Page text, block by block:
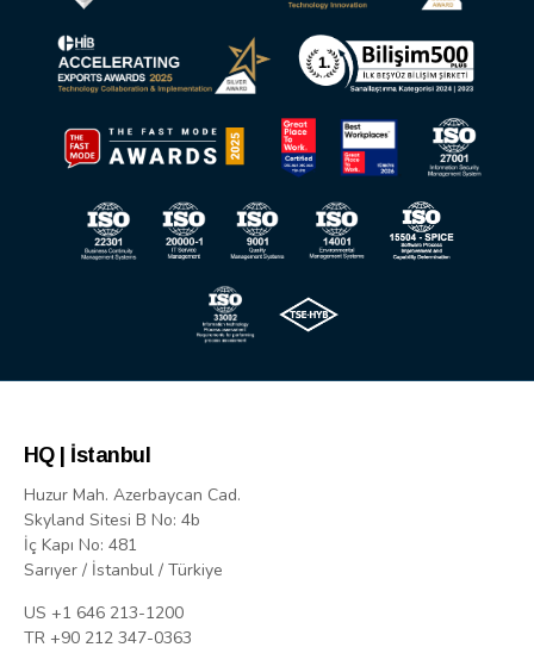
HQ | İstanbul
Huzur Mah. Azerbaycan Cad.
Skyland Sitesi B No: 4b
İç Kapı No: 481
Sarıyer / İstanbul / Türkiye
US +1 646 213-1200
TR +90 212 347-0363